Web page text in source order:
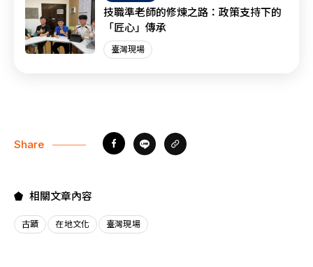
技職準老師的修煉之路：政策支持下的
「匠心」傳承
臺灣現場
Share
相關文章內容
古蹟 在地文化 臺灣現場